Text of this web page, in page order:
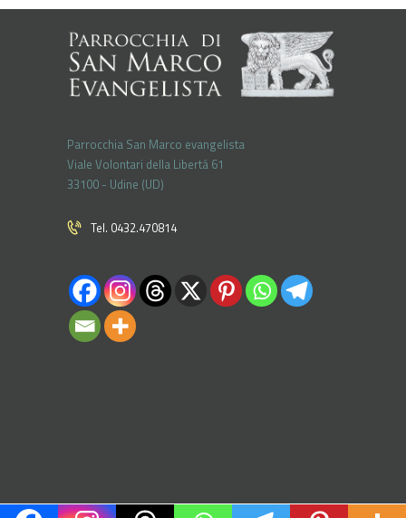
Parrocchia San Marco evangelista
Viale Volontari della Libertá 61
33100 - Udine (UD)
Tel. 0432.470814